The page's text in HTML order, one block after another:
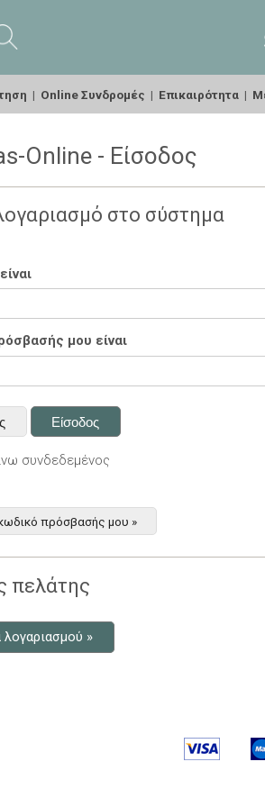
| Online Συνδρομές | Επικαιρότητα |
Online - Είσοδος
στο σύστημα
μου είναι
συνδεδεμένος
πρόσβασής μου »
πελάτης
λογαριασμού »